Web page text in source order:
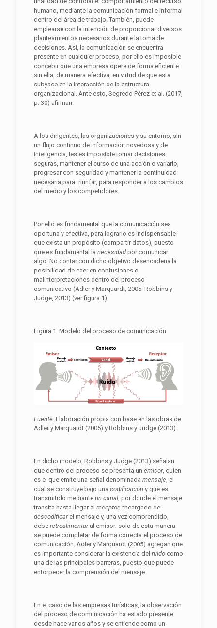
humano, mediante la comunicación formal e informal
dentro del área de trabajo. También, puede
emplearse con la intención de proporcionar diversos
planteamientos necesarios durante la toma de
decisiones. Así, la comunicación se encuentra
presente en cualquier proceso, por ello es imposible
concebir que una empresa opere de forma eficiente
sin ella, de manera efectiva, en virtud de que esta
subyace en la interacción de la estructura
organizacional. Ante esto, Segredo Pérez et al. (2017,
p. 30) afirman:
A los dirigentes, las organizaciones y su entorno, sin
un flujo continuo de información novedosa y de
inteligencia, les es imposible tomar decisiones
seguras, mantener el curso de una acción o variarlo,
progresar con seguridad y mantener la continuidad
necesaria para triunfar, para responder a los cambios
del medio y los competidores.
Por ello es fundamental que la comunicación sea
oportuna y efectiva, para lograrlo es indispensable
que exista un propósito (compartir datos), puesto
que es fundamental la necesidadpor comunicar
algo. No contar con dicho objetivo desencadena la
posibilidad de caer en confusiones o
malinterpretaciones dentro del proceso
comunicativo (Adler y Marquardt, 2005; Robbins y
Judge, 2013) (ver figura 1).
Figura 1. Modelo del proceso de comunicación
Fuente: Elaboración propia con base en las obras de
Adler y Marquardt (2005) y Robbins y Judge (2013).
En dicho modelo, Robbins y Judge (2013) señalan
que dentro del proceso se presenta un emisor, quien
es el que emite una señal denominada mensaje, el
cual se construye bajo una codificación y que es
transmitido mediante un canal, por donde el mensaje
transita hasta llegar al receptor, encargado de
descodificar el mensaje y, una vez comprendido,
debe retroalimentar al emisor; solo de esta manera
se puede completar de forma correcta el proceso de
comunicación. Adler y Marquardt (2005) agregan que
es importante considerar la existencia del ruido como
una de las principales barreras, puesto que puede
entorpecer la comprensión del mensaje.
En el caso de las empresas turísticas, la observación
del proceso de comunicación ha estado presente
desde hace varios años y se entiende como un